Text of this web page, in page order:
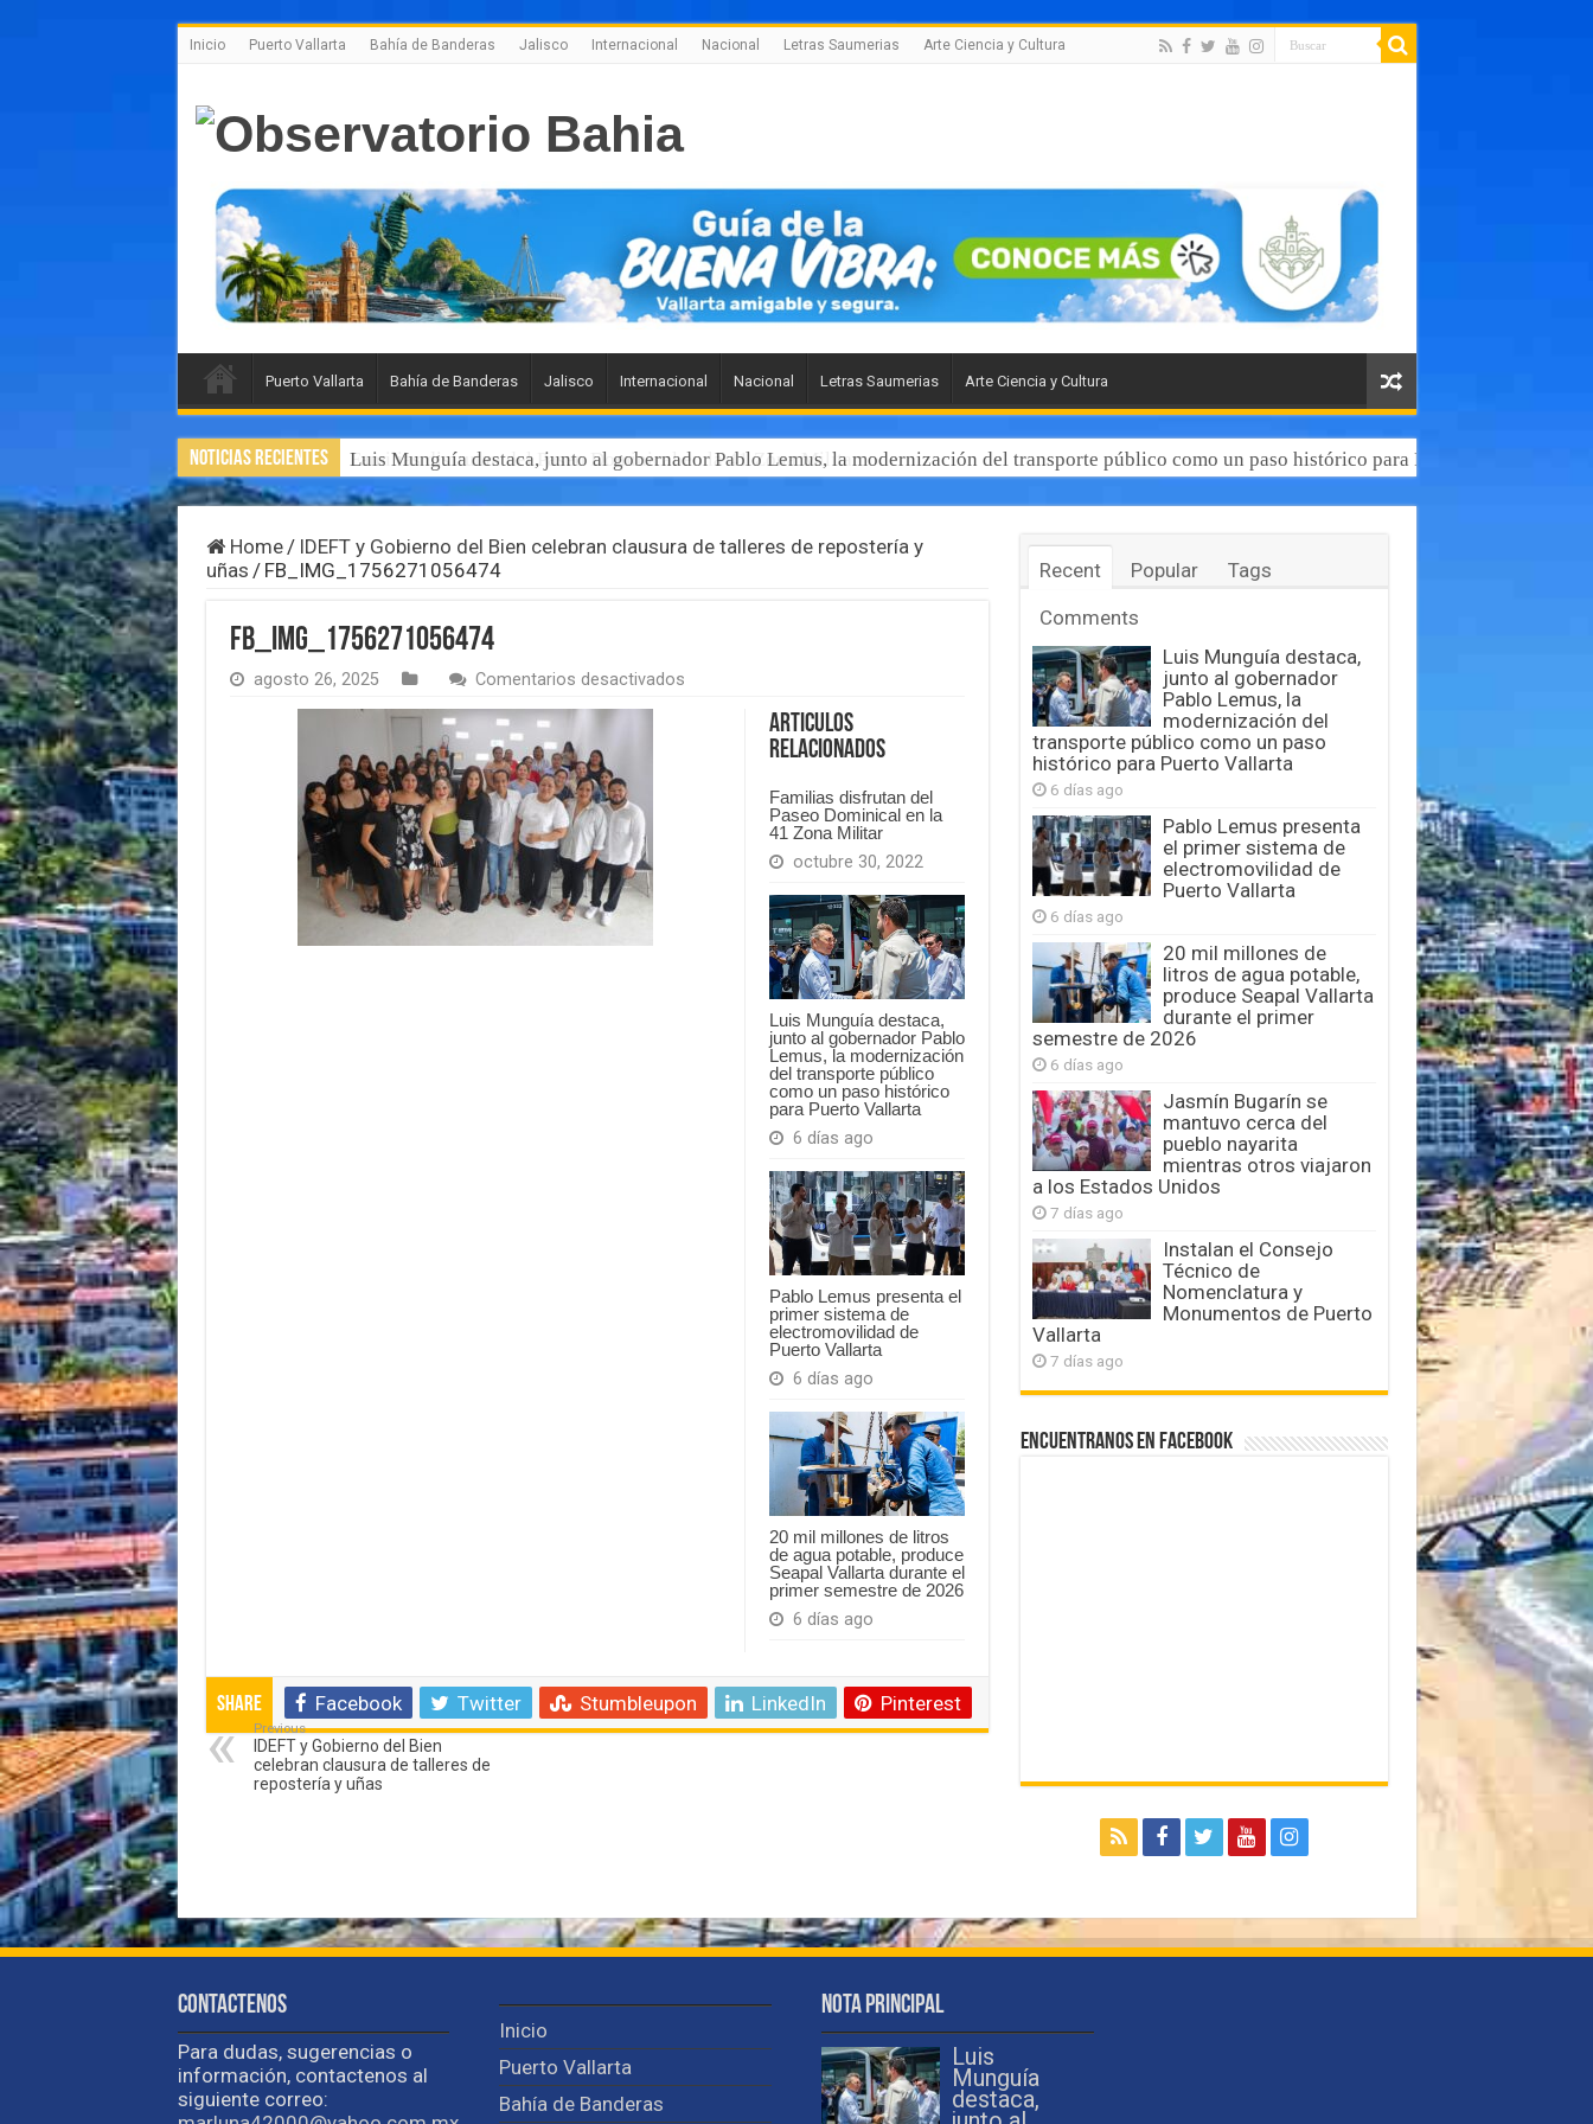
Inicio Puerto Vallarta Bahía de Banderas Jalisco Internacional Nacional Letras Saumerias Arte Ciencia y Cultura
Puerto Vallarta Bahía de Banderas Jalisco Internacional Nacional Letras Saumerias Arte Ciencia y Cultura
Noticias Recientes Luis Munguía destaca, junto al gobernador Pablo Lemus, la modernización del transporte público como un paso histórico para Puerto Vallarta
Home/ IDEFT y Gobierno del Bien celebran clausura de talleres de repostería y
uñas / FB_IMG_1756271056474
FB_IMG_1756271056474
agosto 26, 2025 Comentarios desactivadosen
Articulos
Relacionados
Familias disfrutan del
Paseo Dominical en la
41 Zona Militar
octubre 30, 2022
Luis Munguía destaca,
junto al gobernador Pablo
Lemus, la modernización
del transporte público
como un paso histórico
para Puerto Vallarta
6 días ago
Pablo Lemus presenta el
primer sistema de
electromovilidad de
Puerto Vallarta
6 días ago
20 mil millones de litros
de agua potable, produce
Seapal Vallarta durante el
primer semestre de 2026
6 días ago
Share Facebook Twitter Stumbleupon LinkedIn Pinterest
Previous
IDEFT y Gobierno del Bien
celebran clausura de talleres de
repostería y uñas
Recent Popular
Tags
Comments
Luis Munguía destaca,
junto al gobernador
Pablo Lemus, la
modernización del
transporte público como un paso
histórico para Puerto Vallarta
6 días ago
Pablo Lemus presenta
el primer sistema de
electromovilidad de
Puerto Vallarta
6 días ago
20 mil millones de
litros de agua potable,
produce Seapal Vallarta
durante el primer
semestre de 2026
6 días ago
Jasmín Bugarín se
mantuvo cerca del
pueblo nayarita
mientras otros viajaron
a los Estados Unidos
7 días ago
Instalan el Consejo
Técnico de
Nomenclatura y
Monumentos de Puerto
Vallarta
7 días ago
Encuentranos en Facebook
Contactenos
Para dudas, sugerencias o
información, contactenos al
siguiente correo:
Inicio
Puerto Vallarta
Bahía de Banderas
Nota Principal
Luis
Munguía
destaca,